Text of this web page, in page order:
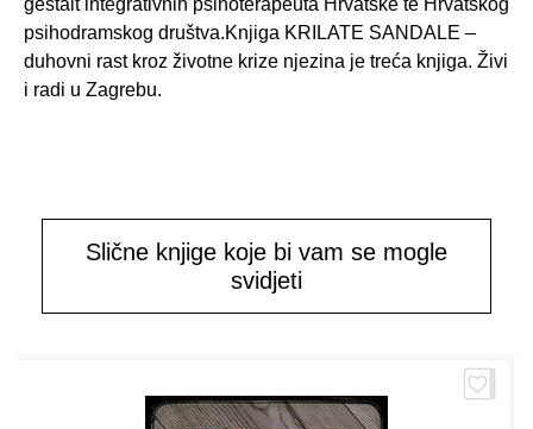
gestalt integrativnih psihoterapeuta Hrvatske te Hrvatskog
psihodramskog društva.Knjiga KRILATE SANDALE –
duhovni rast kroz životne krize njezina je treća knjiga. Živi
i radi u Zagrebu.
Slične knjige koje bi vam se mogle
svidjeti